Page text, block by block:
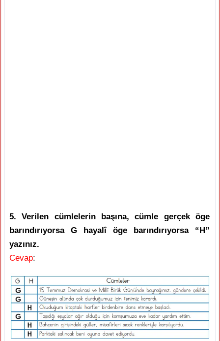
5. Verilen cümlelerin başına, cümle gerçek öge
barındırıyorsa G hayalî öge barındırıyorsa “H”
yazınız.
Cevap: